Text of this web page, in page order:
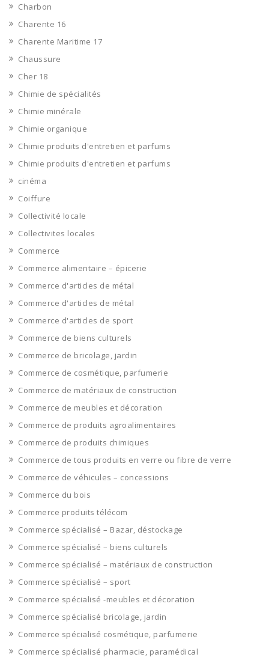
Charbon
Charente 16
Charente Maritime 17
Chaussure
Cher 18
Chimie de spécialités
Chimie minérale
Chimie organique
Chimie produits d'entretien et parfums
Chimie produits d'entretien et parfums
cinéma
Coiffure
Collectivité locale
Collectivites locales
Commerce
Commerce alimentaire – épicerie
Commerce d'articles de métal
Commerce d'articles de métal
Commerce d'articles de sport
Commerce de biens culturels
Commerce de bricolage, jardin
Commerce de cosmétique, parfumerie
Commerce de matériaux de construction
Commerce de meubles et décoration
Commerce de produits agroalimentaires
Commerce de produits chimiques
Commerce de tous produits en verre ou fibre de verre
Commerce de véhicules – concessions
Commerce du bois
Commerce produits télécom
Commerce spécialisé – Bazar, déstockage
Commerce spécialisé – biens culturels
Commerce spécialisé – matériaux de construction
Commerce spécialisé – sport
Commerce spécialisé -meubles et décoration
Commerce spécialisé bricolage, jardin
Commerce spécialisé cosmétique, parfumerie
Commerce spécialisé pharmacie, paramédical